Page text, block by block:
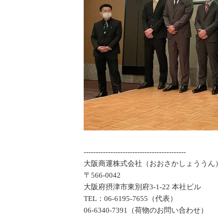
------------------------------------------
大阪商運株式会社（おおさかしょううん
〒566-0042
大阪府摂津市東別府3-1-22 本社ビル
TEL：06-6195-7655（代表）
06-6340-7391（荷物のお問い合わせ）